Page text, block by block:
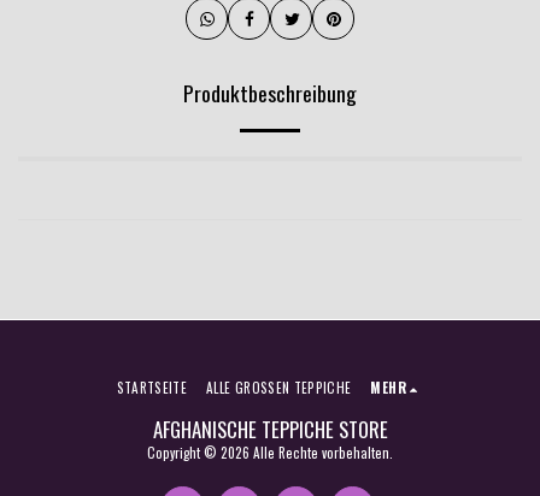
Produktbeschreibung
AFGHANISCHE TEPPICHE STORE
Copyright © 2026 Alle Rechte vorbehalten.
STARTSEITE ALLE GROSSEN TEPPICHE MEHR